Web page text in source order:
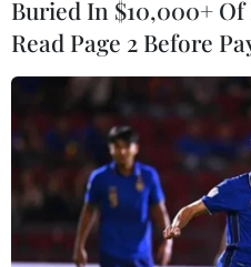
#Ghi lô đề
#Phòng Cảnh
Buried In $10,000+
Read Page 2 Before